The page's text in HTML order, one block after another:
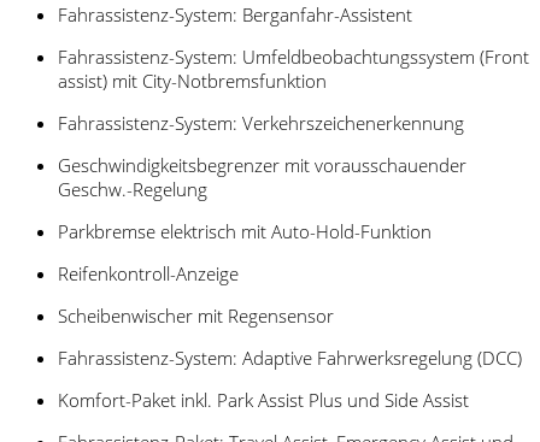
Fahrassistenz-System: Berganfahr-Assistent
Fahrassistenz-System: Umfeldbeobachtungssystem (Front
assist) mit City-Notbremsfunktion
Fahrassistenz-System: Verkehrszeichenerkennung
Geschwindigkeitsbegrenzer mit vorausschauender
Geschw.-Regelung
Parkbremse elektrisch mit Auto-Hold-Funktion
Reifenkontroll-Anzeige
Scheibenwischer mit Regensensor
Fahrassistenz-System: Adaptive Fahrwerksregelung (DCC)
Komfort-Paket inkl. Park Assist Plus und Side Assist